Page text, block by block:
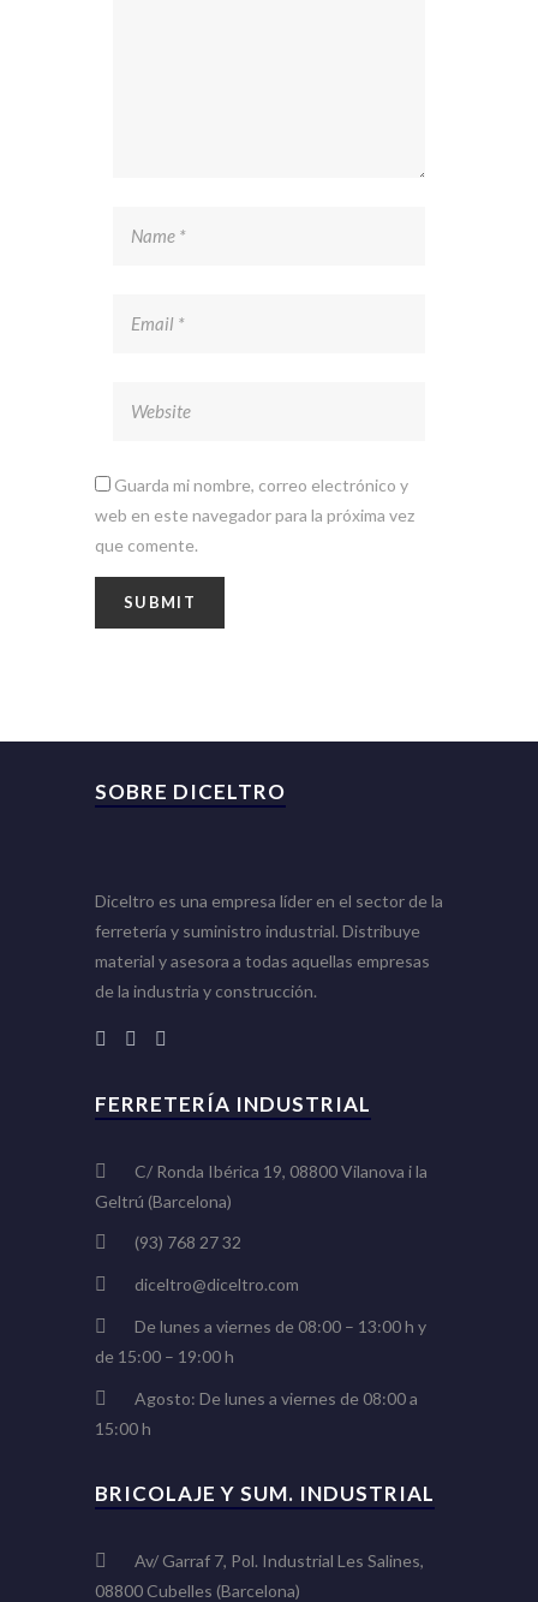
Guarda mi nombre, correo electrónico y
web en este navegador para la próxima vez
que comente.
SOBRE DICELTRO
Diceltro es una empresa líder en el sector de la
ferretería y suministro industrial. Distribuye
material y asesora a todas aquellas empresas
de la industria y construcción.
FERRETERÍA INDUSTRIAL
C/ Ronda Ibérica 19, 08800 Vilanova i la
Geltrú (Barcelona)
(93) 768 27 32
diceltro@diceltro.com
De lunes a viernes de 08:00 – 13:00 h y
de 15:00 – 19:00 h
Agosto: De lunes a viernes de 08:00 a
15:00 h
BRICOLAJE Y SUM. INDUSTRIAL
Av/ Garraf 7, Pol. Industrial Les Salines,
08800 Cubelles (Barcelona)